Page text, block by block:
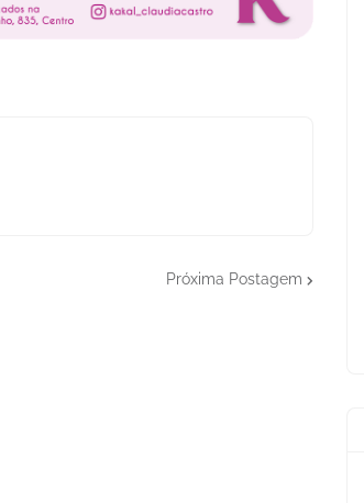
Próxima Postagem